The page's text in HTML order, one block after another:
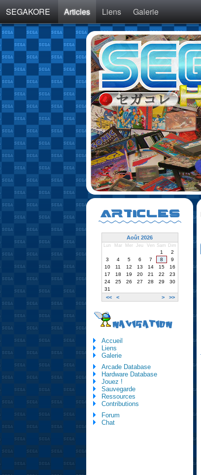
SEGAKORE Articles Liens Galerie
ARTICLES
Août 2026
Lun Mar Mer Jeu Ven Sam Dim
<< < > >>
1
2
3
4 5 6 7 8
9
10
11 12 13 14 15
16
17
18 19 20 21 22
23
24
25 26 27 28 29
30
31
NAVIGATION
Accueil
Liens
Galerie
Arcade Database
Hardware Database
Jouez !
Sauvegarde
Ressources
Contributions
Forum
Chat